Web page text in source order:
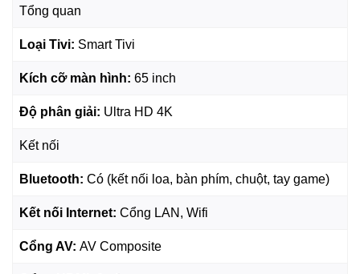
Hình ảnh chỉ mang tính chất minh họa
65AU7000 Samsung - Độ phân giải 4K
Sở hữu gấp 4 lần điểm ảnh so với TV FHD thông thường,
và sống động, cho bạn thưởng thức từng chi tiết dù là nhỏ
Tổng quan
Loại Tivi: Smart Tivi
Kích cỡ màn hình: 65 inch
Độ phân giải: Ultra HD 4K
Kết nối
Bluetooth: Có (kết nối loa, bàn phím, chuột, tay game)
Kết nối Internet: Cổng LAN, Wifi
Cổng AV: AV Composite